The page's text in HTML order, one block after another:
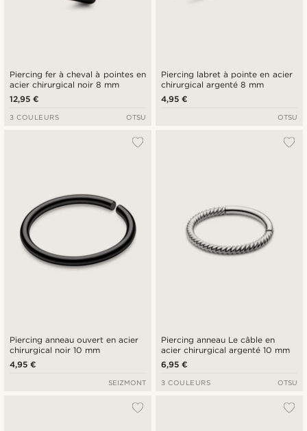
Piercing fer à cheval à pointes en
acier chirurgical noir 8 mm
12,95 €
3 COULEURS OTSU
Piercing labret à pointe en acier
chirurgical argenté 8 mm
4,95 €
OTSU
Piercing anneau ouvert en acier
chirurgical noir 10 mm
4,95 €
SEIZMONT
Piercing anneau Le câble en
acier chirurgical argenté 10 mm
6,95 €
3 COULEURS OTSU